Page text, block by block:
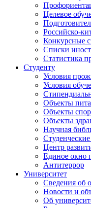
Целевое
Российско-
Конкурсные
Списки
Статистика
Студенту
Условия
Условия
Объекты
Объекты
Объекты
Научная
Центр
Единое окно
Антитеррор
Университет
Сведения об
Новости и
Об